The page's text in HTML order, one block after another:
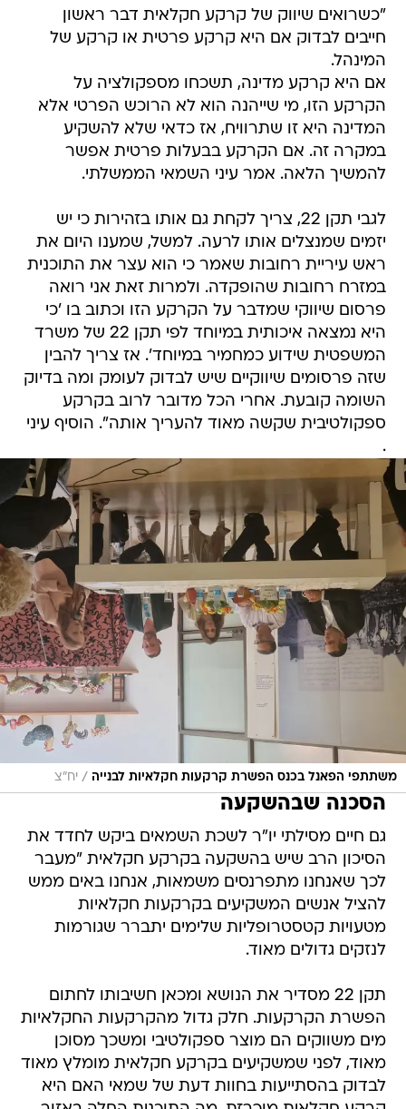
"כשרואים שיווק של קרקע חקלאית דבר ראשון
חייבים לבדוק אם היא קרקע פרטית או קרקע של
המינהל.
אם היא קרקע מדינה, תשכחו מספקולציה על
הקרקע הזו, מי שייהנה הוא לא הרוכש הפרטי אלא
המדינה היא זו שתרוויח, אז כדאי שלא להשקיע
במקרה זה. אם הקרקע בבעלות פרטית אפשר
להמשיך הלאה. אמר עיני השמאי הממשלתי.
לגבי תקן 22, צריך לקחת גם אותו בזהירות כי יש
יזמים שמנצלים אותו לרעה. למשל, שמענו היום את
ראש עיריית רחובות שאמר כי הוא עצר את התוכנית
במזרח רחובות שהופקדה. ולמרות זאת אני רואה
פרסום שיווקי שמדבר על הקרקע הזו וכתוב בו 'כי
היא נמצאה איכותית במיוחד לפי תקן 22 של משרד
המשפטית שידוע כמחמיר במיוחד'. אז צריך להבין
שזה פרסומים שיווקיים שיש לבדוק לעומק ומה בדיוק
השומה קובעת. אחרי הכל מדובר לרוב בקרקע
ספקולטיבית שקשה מאוד להעריך אותה". הוסיף עיני
.
משתתפי הפאנל בכנס הפשרת קרקעות חקלאיות לבנייה / יח"צ
הסכנה שבהשקעה
גם חיים מסילתי יו"ר לשכת השמאים ביקש לחדד את
הסיכון הרב שיש בהשקעה בקרקע חקלאית "מעבר
לכך שאנחנו מתפרנסים משמאות, אנחנו באים ממש
להציל אנשים המשקיעים בקרקעות חקלאיות
מטעויות קטסטרופליות שלימים יתברר שגורמות
לנזקים גדולים מאוד.
תקן 22 מסדיר את הנושא ומכאן חשיבותו לחתום
הפשרת הקרקעות. חלק גדול מהקרקעות החקלאיות
מים משווקים הם מוצר ספקולטיבי ומשכך מסוכן
מאוד, לפני שמשקיעים בקרקע חקלאית מומלץ מאוד
לבדוק בהסתייעות בחוות דעת של שמאי האם היא